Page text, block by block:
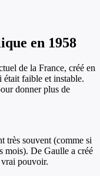
en 1958
de la France, créé en
faible et instable.
donner plus de
très souvent (comme si
mois). De Gaulle a créé
vrai pouvoir.